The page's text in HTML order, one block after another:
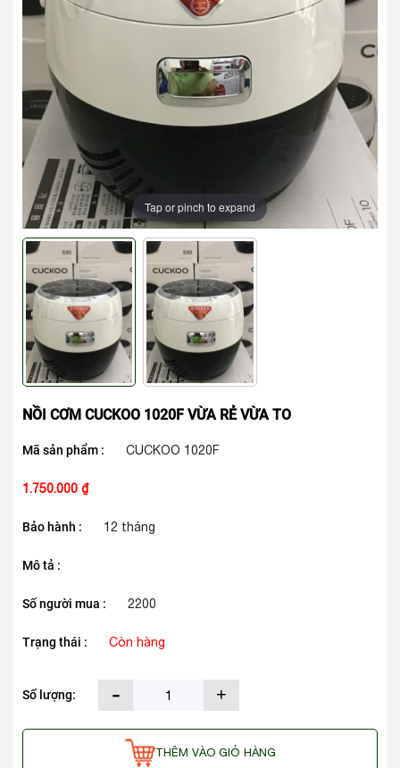
Tap or pinch to expand
NỒI CƠM CUCKOO 1020F VỪA RẺ VỪA TO
Mã sản phẩm : CUCKOO 1020F
1.750.000 ₫
Bảo hành : 12 tháng
Mô tả :
Số người mua : 2200
Trạng thái : Còn hàng
Số lượng: - +
THÊM VÀO GIỎ HÀNG